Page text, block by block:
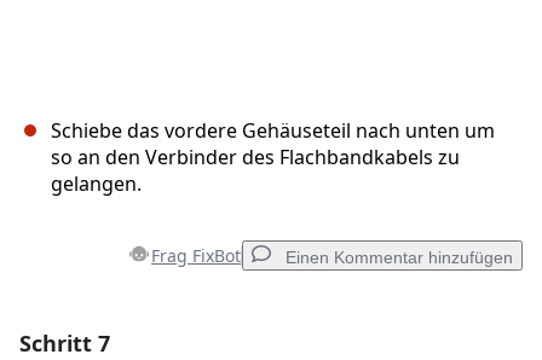
Schiebe das vordere Gehäuseteil nach unten um
so an den Verbinder des Flachbandkabels zu
gelangen.
Frag FixBot Einen Kommentar hinzufügen
Schritt 7